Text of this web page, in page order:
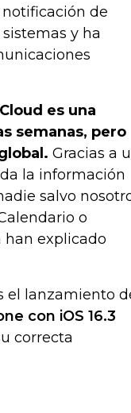
de
y ha
es una
semanas, pero
Gracias a
la información
salvo
o
han explicado
el lanzamiento
con iOS 16.3
correcta